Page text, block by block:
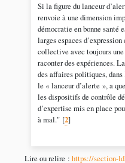
Si la figure du lanceur
renvoie à une dimension
démocratie en bonne santé
larges espaces
collective avec toujours
raconter des expériences.
des affaires politiques,
le « lanceur d’alerte », a
les dispositifs de contrôle
d’expertise mis en place
à mal."[2]
Lire ou relire : https://section-